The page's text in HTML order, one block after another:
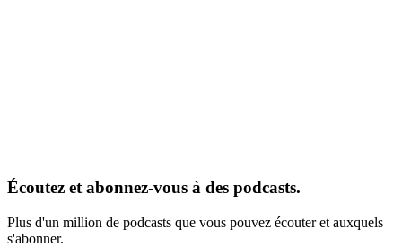
Écoutez et abonnez-vous à des podcasts.
Plus d'un million de podcasts que vous pouvez écouter et auxquels
s'abonner.